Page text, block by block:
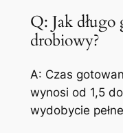
Q: Jak
drobiowy?
A: Czas
wynosi od 1,5
wydobycie